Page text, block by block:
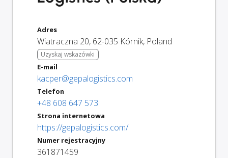
Adres
Wiatraczna 20, 62-035 Kórnik, Poland
Uzyskaj wskazówki
E-mail
kacper@gepalogistics.com
Telefon
+48 608 647 573
Strona internetowa
https://gepalogistics.com/
Numer rejestracyjny
361871459